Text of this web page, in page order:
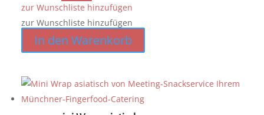
zur Wunschliste hinzufügen
zur Wunschliste hinzufügen
In den Warenkorb